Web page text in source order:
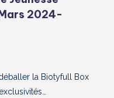
2024-
la Biotyfull Box